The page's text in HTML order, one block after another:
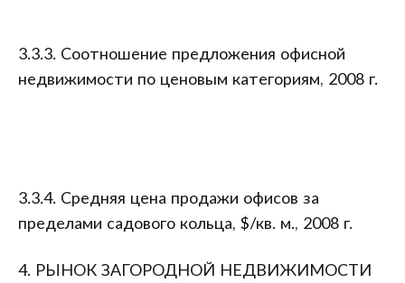
3.3.3. Соотношение предложения офисной
недвижимости по ценовым категориям, 2008 г.
3.3.4. Средняя цена продажи офисов за
пределами садового кольца, $/кв. м., 2008 г.
4. РЫНОК ЗАГОРОДНОЙ НЕДВИЖИМОСТИ